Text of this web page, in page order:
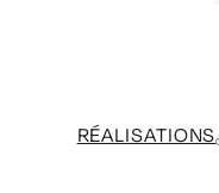
RÉALISATIONS